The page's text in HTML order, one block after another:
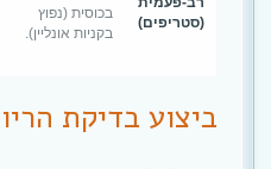
(סטריפים)
בכוסית (נפוץ
בקניות אונליין).
ביצוע בדיקת